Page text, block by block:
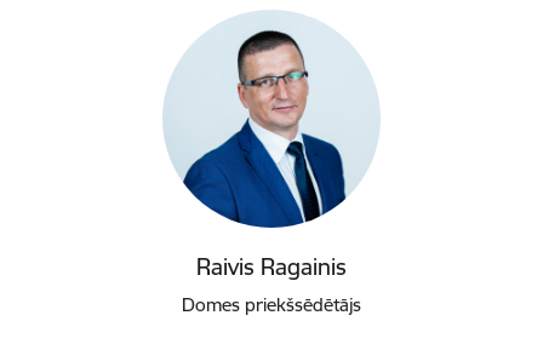
Raivis Ragainis
Domes priekšsēdētājs